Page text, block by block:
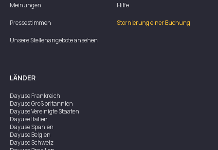
Meinungen
Pressestimmen
Unsere Stellenangebote ansehen
Hilfe
Stornierung einer Buchung
LÄNDER
DayuseFrankreich
DayuseGroßbritannien
DayuseVereinigte Staaten
DayuseItalien
DayuseSpanien
DayuseBelgien
DayuseSchweiz